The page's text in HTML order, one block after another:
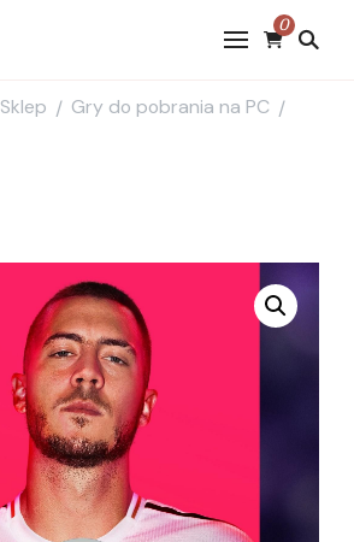
0
Sklep / Gry do pobrania na PC /